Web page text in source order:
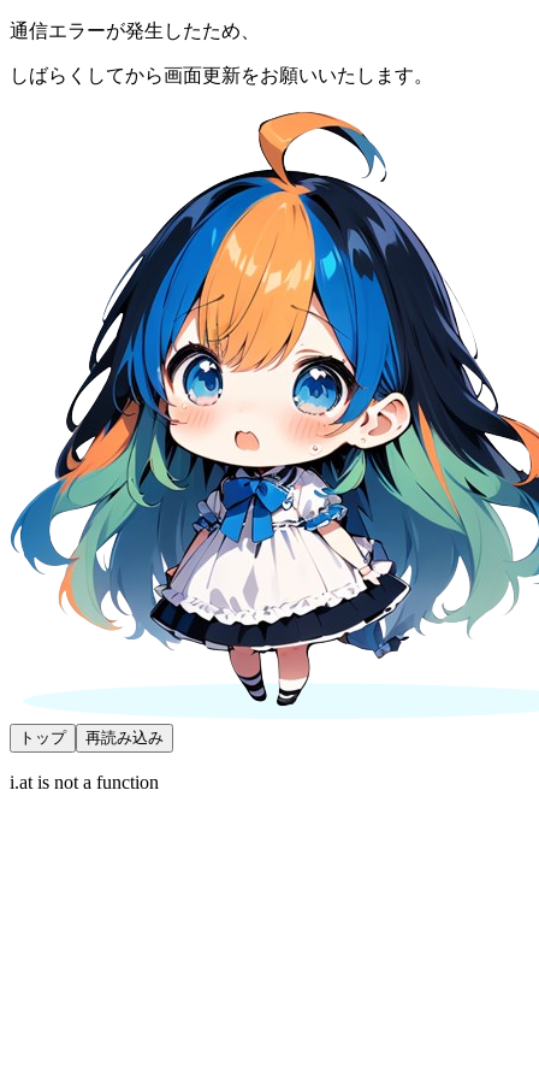
通信エラーが発生したため、
しばらくしてから画面更新をお願いいたします。
トップ 再読み込み
i.at is not a function